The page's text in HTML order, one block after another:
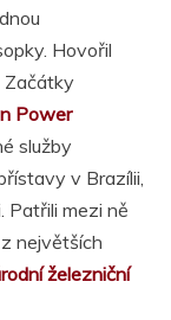
Hovořil
Začátky
Power
služby
v Brazílii,
Patřili mezi ně
největších
železniční